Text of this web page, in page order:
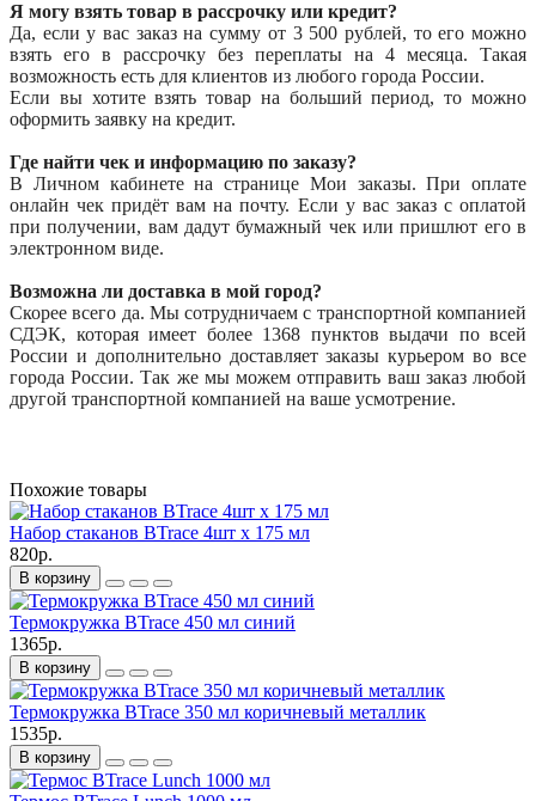
Я могу взять товар в рассрочку или кредит?
Да, если у вас заказ на сумму от 3 500 рублей, то его можно
взять его в рассрочку без переплаты на 4 месяца. Такая
возможность есть для клиентов из любого города России.
Если вы хотите взять товар на больший период, то можно
оформить заявку на кредит.
Где найти чек и информацию по заказу?
В Личном кабинете на странице Мои заказы. При оплате
онлайн чек придёт вам на почту. Если у вас заказ с оплатой
при получении, вам дадут бумажный чек или пришлют его в
электронном виде.
Возможна ли доставка в мой город?
Скорее всего да. Мы сотрудничаем с транспортной компанией
СДЭК, которая имеет более 1368 пунктов выдачи по всей
России и дополнительно доставляет заказы курьером во все
города России. Так же мы можем отправить ваш заказ любой
другой транспортной компанией на ваше усмотрение.
Похожие товары
Набор стаканов BTrace 4шт х 175 мл
820р.
В корзину
Термокружка BTrace 450 мл синий
1365р.
В корзину
Термокружка BTrace 350 мл коричневый металлик
1535р.
В корзину